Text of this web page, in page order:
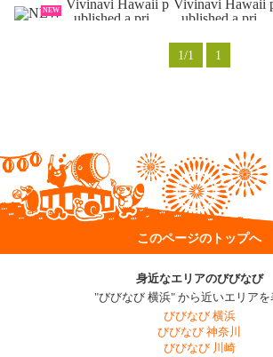
NEW
1/1 1
このページのトップへ
身近なエリアのびびなび
"びびなび 横浜" から近いエリアを
びびなび 横浜
びびなび 神奈川
びびなび 川崎